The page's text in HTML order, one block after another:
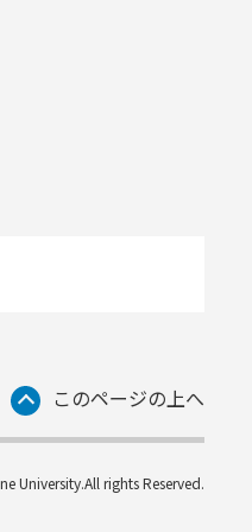
このページの上へ
University.All rights Reserved.